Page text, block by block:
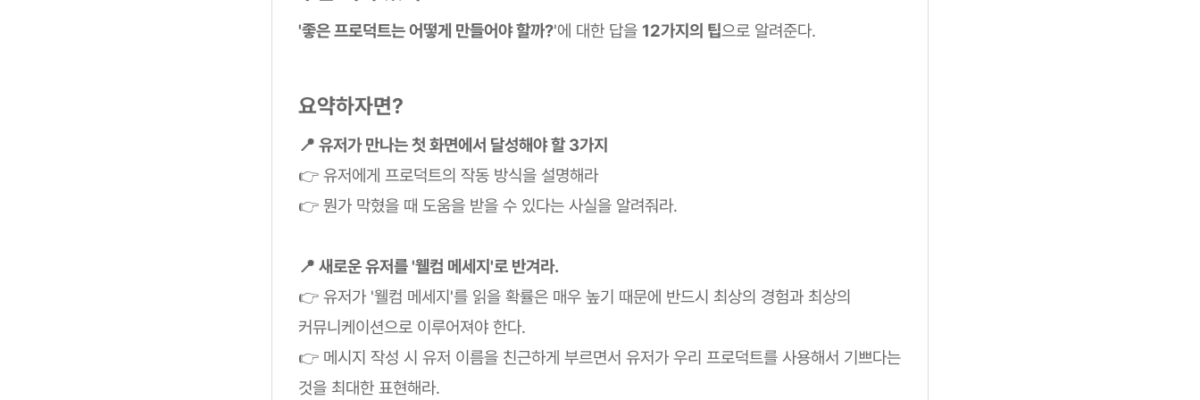
'좋은 프로덕트는 어떻게 만들어야 할까?'에 대한 답을 12가지의 팁으로 알려준다.
요약하자면?
📍 유저가 만나는 첫 화면에서 달성해야 할 3가지
👉 유저에게 프로덕트의 작동 방식을 설명해라
👉 뭔가 막혔을 때 도움을 받을 수 있다는 사실을 알려줘라.
📍 새로운 유저를 '웰컴 메세지'로 반겨라.
👉 유저가 '웰컴 메세지'를 읽을 확률은 매우 높기 때문에 반드시 최상의 경험과 최상의
커뮤니케이션으로 이루어져야 한다.
👉 메시지 작성 시 유저 이름을 친근하게 부르면서 유저가 우리 프로덕트를 사용해서 기쁘다는
것을 최대한 표현해라.